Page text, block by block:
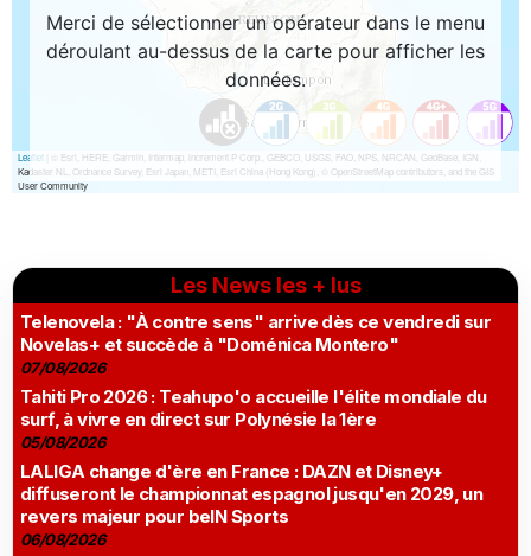
Les News les + lus
Telenovela : "À contre sens" arrive dès ce vendredi sur
Novelas+ et succède à "Doménica Montero"
07/08/2026
Tahiti Pro 2026 : Teahupo'o accueille l'élite mondiale du
surf, à vivre en direct sur Polynésie la 1ère
05/08/2026
LALIGA change d'ère en France : DAZN et Disney+
diffuseront le championnat espagnol jusqu'en 2029, un
revers majeur pour beIN Sports
06/08/2026